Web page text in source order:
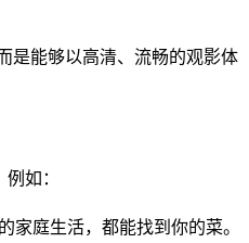
是能够以高清、流畅的观影体
如：
庭生活，都能找到你的菜。